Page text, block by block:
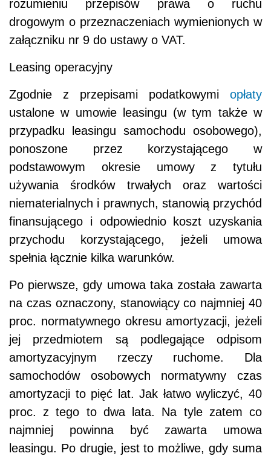
rozumieniu przepisów prawa o ruchu
drogowym o przeznaczeniach wymienionych w
załączniku nr 9 do ustawy o VAT.
Leasing operacyjny
Zgodnie z przepisami podatkowymi opłaty
ustalone w umowie leasingu (w tym także w
przypadku leasingu samochodu osobowego),
ponoszone przez korzystającego w
podstawowym okresie umowy z tytułu
używania środków trwałych oraz wartości
niematerialnych i prawnych, stanowią przychód
finansującego i odpowiednio koszt uzyskania
przychodu korzystającego, jeżeli umowa
spełnia łącznie kilka warunków.
Po pierwsze, gdy umowa taka została zawarta
na czas oznaczony, stanowiący co najmniej 40
proc. normatywnego okresu amortyzacji, jeżeli
jej przedmiotem są podlegające odpisom
amortyzacyjnym rzeczy ruchome. Dla
samochodów osobowych normatywny czas
amortyzacji to pięć lat. Jak łatwo wyliczyć, 40
proc. z tego to dwa lata. Na tyle zatem co
najmniej powinna być zawarta umowa
leasingu. Po drugie, jest to możliwe, gdy suma